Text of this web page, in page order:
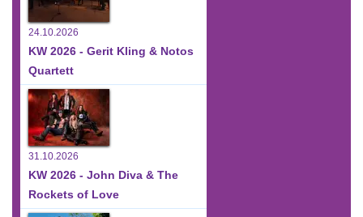
24.10.2026
KW 2026 - Gerit Kling & Notos
Quartett
31.10.2026
KW 2026 - John Diva & The
Rockets of Love